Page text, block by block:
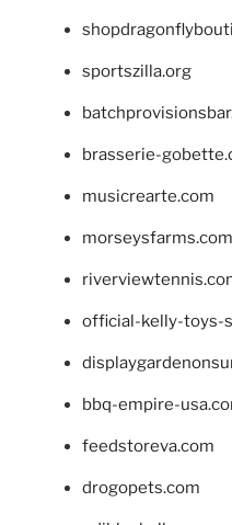
sportszilla.org
brasserie-
musicrearte.com
morseysfarms.com
official-kelly-toys-
bbq-empire-
feedstoreva.com
drogopets.com